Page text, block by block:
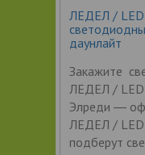
ЛЕДЕЛ /
даунлайт
Закажите
ЛЕДЕЛ /
Элреди ―
ЛЕДЕЛ /
подберут